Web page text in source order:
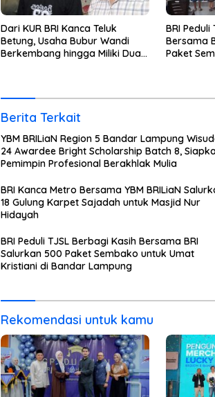
Dari KUR BRI Kanca Teluk
Betung, Usaha Bubur Wandi
Berkembang hingga Miliki Dua
BRI
Bersama
Paket
Berita Terkait
YBM BRILiaN Region 5 Bandar Lampung
24 Awardee Bright Scholarship Batch 8,
Pemimpin Profesional Berakhlak Mulia
BRI Kanca Metro Bersama YBM BRILiaN
18 Gulung Karpet Sajadah untuk Masjid Nur
Hidayah
BRI Peduli TJSL Berbagi Kasih Bersama BRI
Salurkan 500 Paket Sembako untuk Umat
Kristiani di Bandar Lampung
Rekomendasi untuk kamu